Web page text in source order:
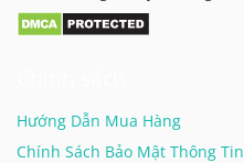
Hướng Dẫn Mua Hàng
Chính Sách Bảo Mật Thông Tin